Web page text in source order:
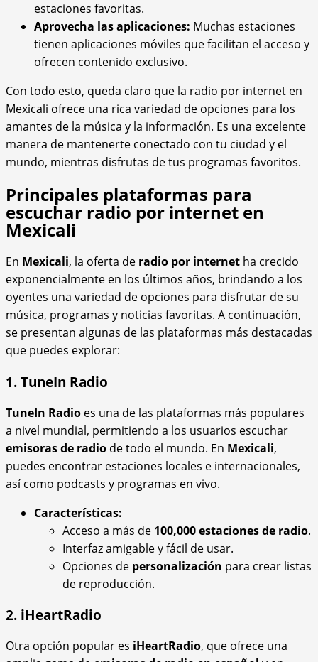
estaciones favoritas.
Aprovecha las aplicaciones: Muchas estaciones
tienen aplicaciones móviles que facilitan el acceso y
ofrecen contenido exclusivo.
Con todo esto, queda claro que la radio por internet en
Mexicali ofrece una rica variedad de opciones para los
amantes de la música y la información. Es una excelente
manera de mantenerte conectado con tu ciudad y el
mundo, mientras disfrutas de tus programas favoritos.
Principales plataformas para
escuchar radio por internet en
Mexicali
En Mexicali, la oferta de radio por internet ha crecido
exponencialmente en los últimos años, brindando a los
oyentes una variedad de opciones para disfrutar de su
música, programas y noticias favoritas. A continuación,
se presentan algunas de las plataformas más destacadas
que puedes explorar:
1. TuneIn Radio
TuneIn Radio es una de las plataformas más populares
a nivel mundial, permitiendo a los usuarios escuchar
emisoras de radio de todo el mundo. En Mexicali,
puedes encontrar estaciones locales e internacionales,
así como podcasts y programas en vivo.
Características:
Acceso a más de 100,000 estaciones de radio.
Interfaz amigable y fácil de usar.
Opciones de personalización para crear listas
de reproducción.
2. iHeartRadio
Otra opción popular es iHeartRadio, que ofrece una